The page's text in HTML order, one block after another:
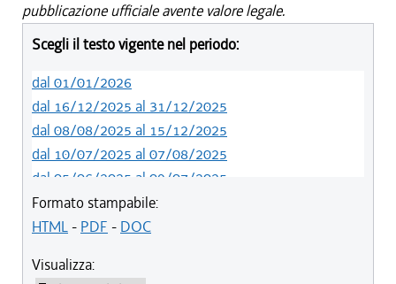
pubblicazione ufficiale avente valore legale.
Scegli il testo vigente nel periodo:
dal 01/01/2026
dal 16/12/2025 al 31/12/2025
dal 08/08/2025 al 15/12/2025
dal 10/07/2025 al 07/08/2025
dal 05/06/2025 al 09/07/2025
dal 14/05/2024 al 04/06/2025
dal 12/08/2023 al 13/05/2024
dal 04/08/2022 al 31/12/2022
Formato stampabile:
HTML- PDF - DOC
Visualizza: